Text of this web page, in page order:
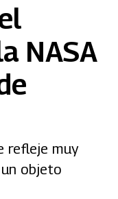
NASA
refleje muy
objeto